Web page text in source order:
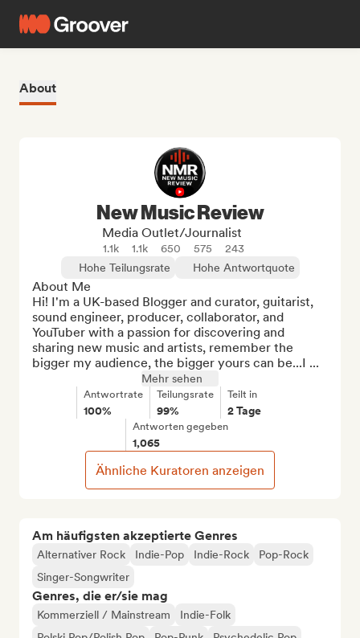
About
Am häufigsten akzeptierte Genres
Alternativer Rock Indie-Pop Indie-Rock
Pop-Rock
Singer-Songwriter
Genres, die er/sie mag
Kommerziell / Mainstream
Indie-Folk
New Music Review
Media Outlet/Journalist
1.1k 1.1k 650 575
243
Hohe Teilungsrate
Hohe Antwortquote
About Me
Hi! I'm a UK-based Blogger and curator, guitarist,
sound engineer, producer, collaborator, and
YouTuber with a passion for discovering and
sharing new music and artists, remember the
bigger my audience, the bigger yours can be...I ...
Mehr sehen
Antwortrate
100%
Teilungsrate
99%
Teilt in
2 Tage
Antworten gegeben
1,065
Ähnliche Kuratoren anzeigen